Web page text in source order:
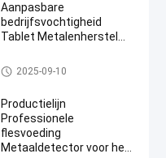
Aanpasbare
bedrijfsvochtigheid
Tablet Metalenherstel
de separator van het tabletmet
aal
2025-09-10
Productielijn
Professionele
flesvoeding
Metaaldetector voor het